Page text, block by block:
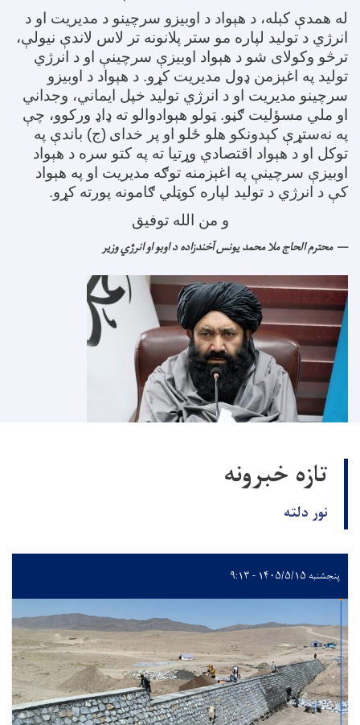
له همدې کبله، د هېواد د اوبیزو سرچینو د مدیریت او د
انرژي د تولید لپاره مو ستر پلانونه تر لاس لاندې نیولې،
ترڅو وکولای شو د هېواد اوبیزې سرچینې او د انرژي
تولید په اغېزمن ډول مدیریت کړو. د هېواد د اوبیزو
سرچینو مدیریت او د انرژي تولید خپل ایماني، وجداني
او ملي مسؤلیت ګڼو. ټولو هېوادوالو ته ډاډ ورکوو، چې
په نه‌ستړې کېدونکو هلو ځلو او پر خدای (ج) باندې په
توکل او د هېواد اقتصادي وړتیا ته په کتو سره د هېواد
اوبیزې سرچینې په اغېزمنه توګه مدیریت او په هېواد
کې د انرژي د تولید لپاره کوټلي ګامونه پورته کړو.
و من الله توفیق
محترم الحاج ملا محمد یونس آخندزاده د اوبو او انرژي وزیر
تازه خبرونه
نور دلته
پنجشنبه ۱۴۰۵/۵/۱۵ - ۹:۱۳